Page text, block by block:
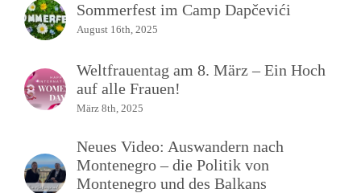
Sommerfest im Camp Dapčevići
August 16th, 2025
Weltfrauentag am 8. März – Ein Hoch
auf alle Frauen!
März 8th, 2025
Neues Video: Auswandern nach
Montenegro – die Politik von
Montenegro und des Balkans